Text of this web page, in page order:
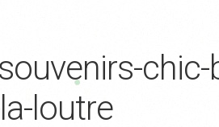
loutre